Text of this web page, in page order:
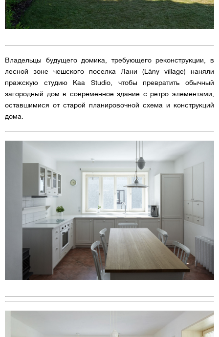
Владельцы будущего домика, требующего реконструкции, в
лесной зоне чешского поселка Лани (Lány village) наняли
пражскую студию Kaa Studio, чтобы превратить обычный
загородный дом в современное здание с ретро элементами,
оставшимися от старой планировочной схема и конструкций
дома.